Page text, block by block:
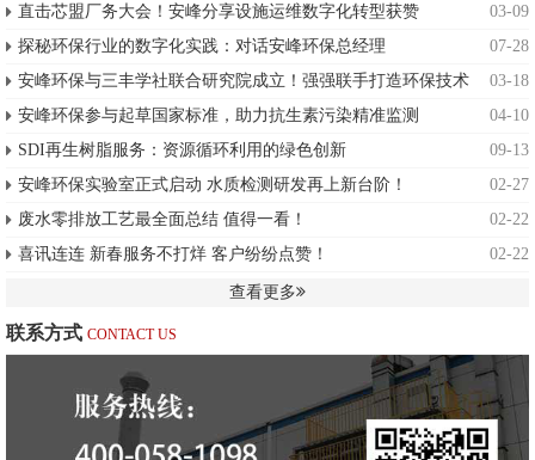
直击芯盟厂务大会！安峰分享设施运维数字化转型获赞
03-09
探秘环保行业的数字化实践：对话安峰环保总经理
07-28
安峰环保与三丰学社联合研究院成立！强强联手打造环保技术
新智库
03-18
安峰环保参与起草国家标准，助力抗生素污染精准监测
04-10
SDI再生树脂服务：资源循环利用的绿色创新
09-13
安峰环保实验室正式启动 水质检测研发再上新台阶！
02-27
废水零排放工艺最全面总结 值得一看！
02-22
喜讯连连 新春服务不打烊 客户纷纷点赞！
02-22
查看更多
联系方式 CONTACT US